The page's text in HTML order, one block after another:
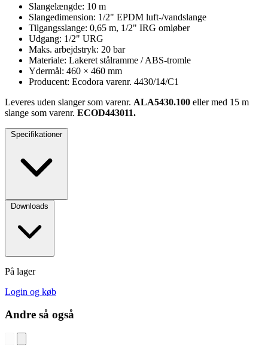
Slangelængde: 10 m
Slangedimension: 1/2" EPDM luft-/vandslange
Tilgangsslange: 0,65 m, 1/2" IRG omløber
Udgang: 1/2" URG
Maks. arbejdstryk: 20 bar
Materiale: Lakeret stålramme / ABS-tromle
Ydermål: 460 × 460 mm
Producent: Ecodora varenr. 4430/14/C1
Leveres uden slanger som varenr. ALA5430.100 eller med 15 m
slange som varenr. ECOD443011.
Specifikationer
Downloads
På lager
Login og køb
Andre så også